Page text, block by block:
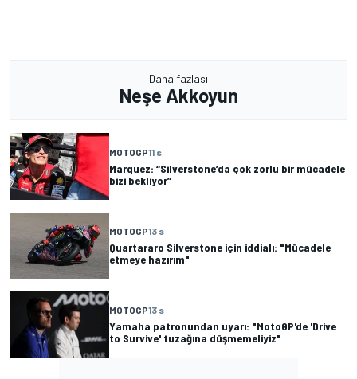
Daha fazlası
Neşe Akkoyun
MOTOGP11 s
Marquez: “Silverstone’da çok zorlu bir mücadele
bizi bekliyor”
MOTOGP13 s
Quartararo Silverstone için iddialı: "Mücadele
etmeye hazırım"
MOTOGP13 s
Yamaha patronundan uyarı: "MotoGP'de 'Drive
to Survive' tuzağına düşmemeliyiz"